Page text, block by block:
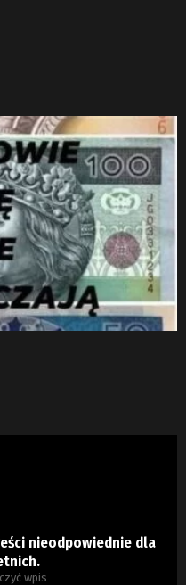
nieodpowiednie dla
wpis